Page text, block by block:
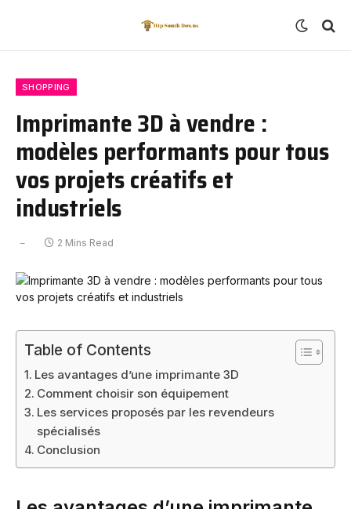
SHOPPING
Imprimante 3D à vendre :
modèles performants pour tous
vos projets créatifs et
industriels
2 Mins Read
Table of Contents
Les avantages d’une imprimante 3D
Comment choisir son équipement
Les services proposés par les revendeurs
spécialisés
Conclusion